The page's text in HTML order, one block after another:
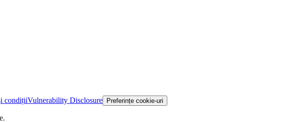
condițiiVulnerability Disclosure Preferințe cookie-uri